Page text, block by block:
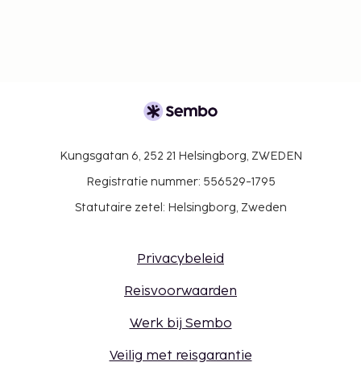
Kungsgatan 6, 252 21 Helsingborg, ZWEDEN
Registratie nummer: 556529-1795
Statutaire zetel: Helsingborg, Zweden
Privacybeleid
Reisvoorwaarden
Werk bij Sembo
Veilig met reisgarantie